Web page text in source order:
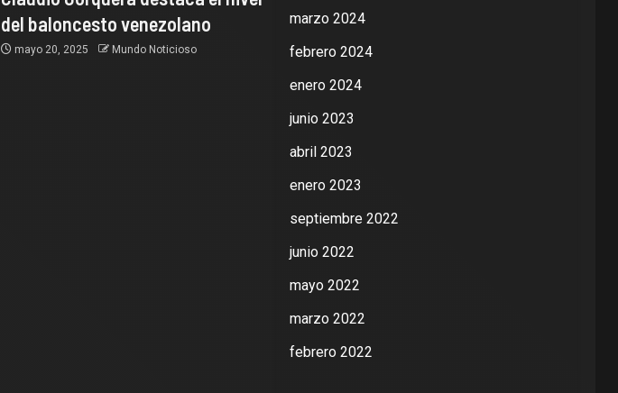
del baloncesto venezolano
mayo 20, 2025 Mundo Noticioso
marzo 2024
febrero 2024
enero 2024
junio 2023
abril 2023
enero 2023
septiembre 2022
junio 2022
mayo 2022
marzo 2022
febrero 2022